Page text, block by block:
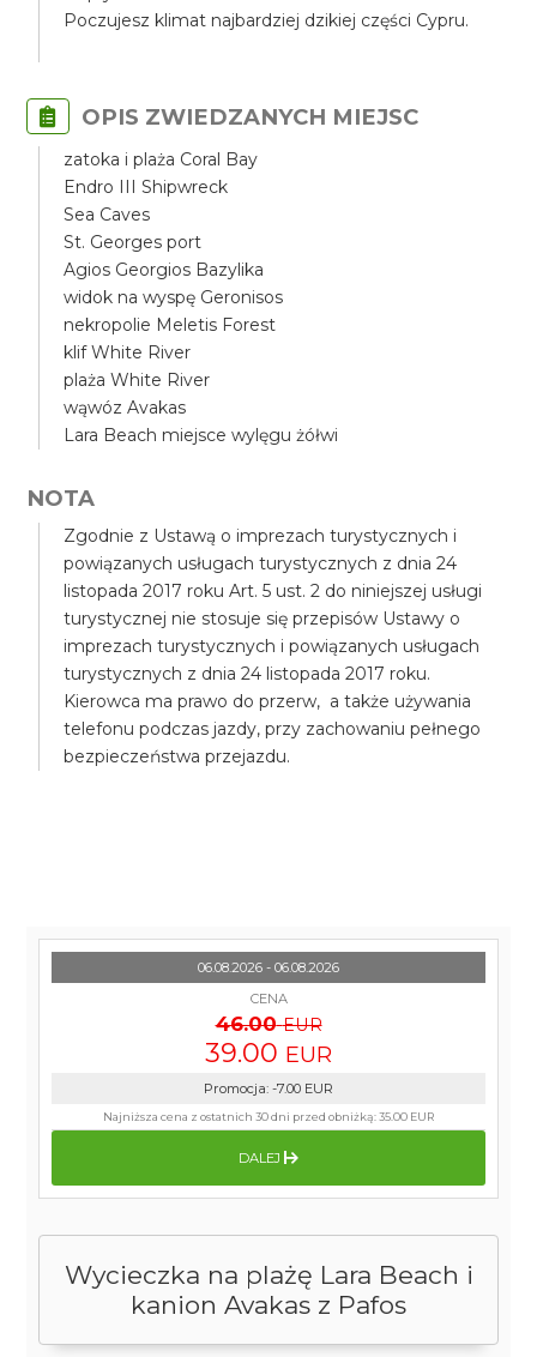
Poczujesz klimat najbardziej dzikiej części Cypru.
OPIS ZWIEDZANYCH MIEJSC
zatoka i plaża Coral Bay
Endro III Shipwreck
Sea Caves
St. Georges port
Agios Georgios Bazylika
widok na wyspę Geronisos
nekropolie Meletis Forest
klif White River
plaża White River
wąwóz Avakas
Lara Beach miejsce wylęgu żółwi
NOTA
Zgodnie z Ustawą o imprezach turystycznych i
powiązanych usługach turystycznych z dnia 24
listopada 2017 roku Art. 5 ust. 2 do niniejszej usługi
turystycznej nie stosuje się przepisów Ustawy o
imprezach turystycznych i powiązanych usługach
turystycznych z dnia 24 listopada 2017 roku.
Kierowca ma prawo do przerw, a także używania
telefonu podczas jazdy, przy zachowaniu pełnego
bezpieczeństwa przejazdu.
Wycieczka na plażę Lara Beach i
kanion Avakas z Pafos
06.08.2026 - 06.08.2026
CENA
46.00 EUR
39.00 EUR
Promocja: -7.00 EUR
Najniższa cena z ostatnich 30 dni przed obniżką:35.00 EUR
DALEJ